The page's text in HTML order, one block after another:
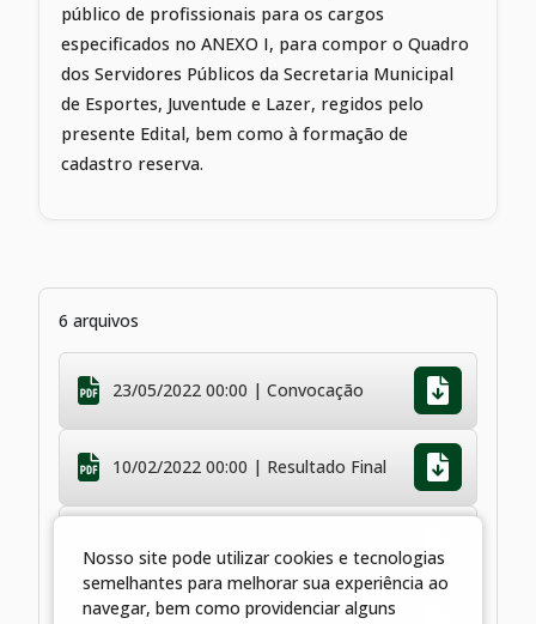
público de profissionais para os cargos
especificados no ANEXO I, para compor o Quadro
dos Servidores Públicos da Secretaria Municipal
de Esportes, Juventude e Lazer, regidos pelo
presente Edital, bem como à formação de
cadastro reserva.
6 arquivos
23/05/2022 00:00 | Convocação
10/02/2022 00:00 | Resultado Final
Nosso site pode utilizar cookies e tecnologias
semelhantes para melhorar sua experiência ao
navegar, bem como providenciar alguns